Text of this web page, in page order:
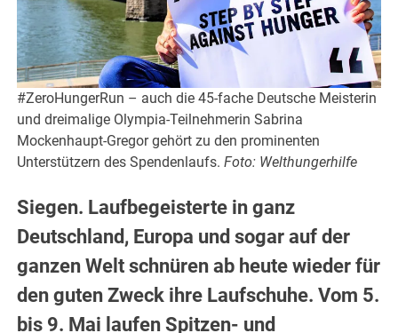
#ZeroHungerRun – auch die 45-fache Deutsche Meisterin
und dreimalige Olympia-Teilnehmerin Sabrina
Mockenhaupt-Gregor gehört zu den prominenten
Unterstützern des Spendenlaufs.Foto: Welthungerhilfe
Siegen. Laufbegeisterte in ganz
Deutschland, Europa und sogar auf der
ganzen Welt schnüren ab heute wieder für
den guten Zweck ihre Laufschuhe. Vom 5.
bis 9. Mai laufen Spitzen- und